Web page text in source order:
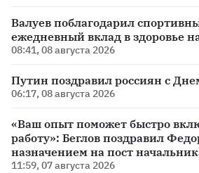
Валуев поблагодарил
ежедневный вклад в здоровье
08:41, 08 августа 2026
Путин поздравил россиян с
06:17, 08 августа 2026
«Ваш опыт поможет быстро
работу»: Беглов поздравил
назначением на пост
11:59, 07 августа 2026